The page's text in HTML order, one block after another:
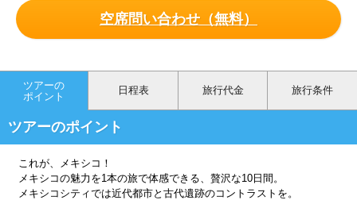
空席問い合わせ（無料）
ツアーの
ポイント
日程表 旅行代金 旅行条件
ツアーのポイント
これが、メキシコ！
メキシコの魅力を1本の旅で体感できる、贅沢な10日間。
メキシコシティでは近代都市と古代遺跡のコントラストを。